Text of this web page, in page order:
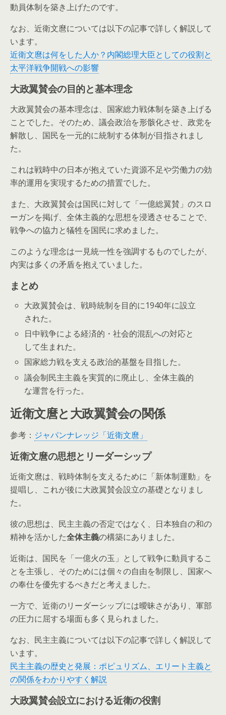
動員体制を築き上げたのです。
なお、近衛文麿については以下の記事で詳しく解説して
います。
近衛文麿は何をした人か？内閣総理大臣としての役割と
太平洋戦争開戦への影響
大政翼賛会の目的と基本理念
大政翼賛会の基本理念は、国家総力戦体制を築き上げる
ことでした。そのため、議会政治を形骸化させ、政党を
解散し、国民を一元的に統制する体制が目指されまし
た。
これは戦時中の日本が抱えていた資源不足や労働力の効
率的運用を実現するための措置でした。
また、大政翼賛会は国民に対して「一億総翼賛」のスロ
ーガンを掲げ、全体主義的な思想を浸透させることで、
戦争への協力と犠牲を国民に求めました。
このような理念は一見統一性を強調するものでしたが、
内実は多くの矛盾を抱えていました。
まとめ
大政翼賛会は、戦時統制を目的に1940年に設立
された。
日中戦争による経済的・社会的混乱への対応と
して生まれた。
国家総力戦を支える政治的基盤を目指した。
議会制民主主義を実質的に廃止し、全体主義的
な運営を行った。
近衛文麿と大政翼賛会の関係
参考： ジャパンナレッジ「近衛文麿」
近衛文麿の思想とリーダーシップ
近衛文麿は、戦時体制を支えるために「新体制運動」を
提唱し、これが後に大政翼賛会設立の基礎となりまし
た。
彼の思想は、民主主義の否定ではなく、日本独自の和の
精神を活かした全体主義の構築にありました。
近衛は、国民を「一億火の玉」として戦争に動員するこ
とを主張し、そのためには個々の自由を制限し、国家へ
の奉仕を優先するべきだと考えました。
一方で、近衛のリーダーシップには曖昧さがあり、軍部
の圧力に屈する場面も多く見られました。
なお、民主主義については以下の記事で詳しく解説して
います。
民主主義の歴史と発展：ポピュリズム、エリート主義と
の関係をわかりやすく解説
大政翼賛会設立における近衛の役割